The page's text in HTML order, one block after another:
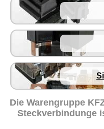
Die Warengruppe
Steckverbindunge